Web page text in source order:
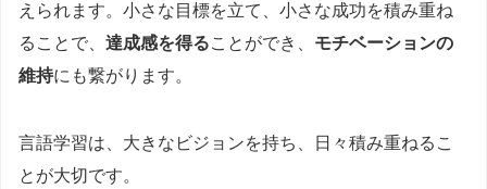
えられます。小さな目標を立て、小さな成功を積み重ね
ることで、 達成感を得ることができ、 モチベーションの
維持にも繋がります。
言語学習は、大きなビジョンを持ち、日々積み重ねるこ
とが大切です。